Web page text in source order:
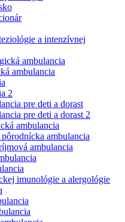
a intenzívnej
ambulancia
ambulancia
2
pre deti a dorast
pre deti a dorast 2
ambulancia
ambulancia
ambulancia
imunológie a alergológie